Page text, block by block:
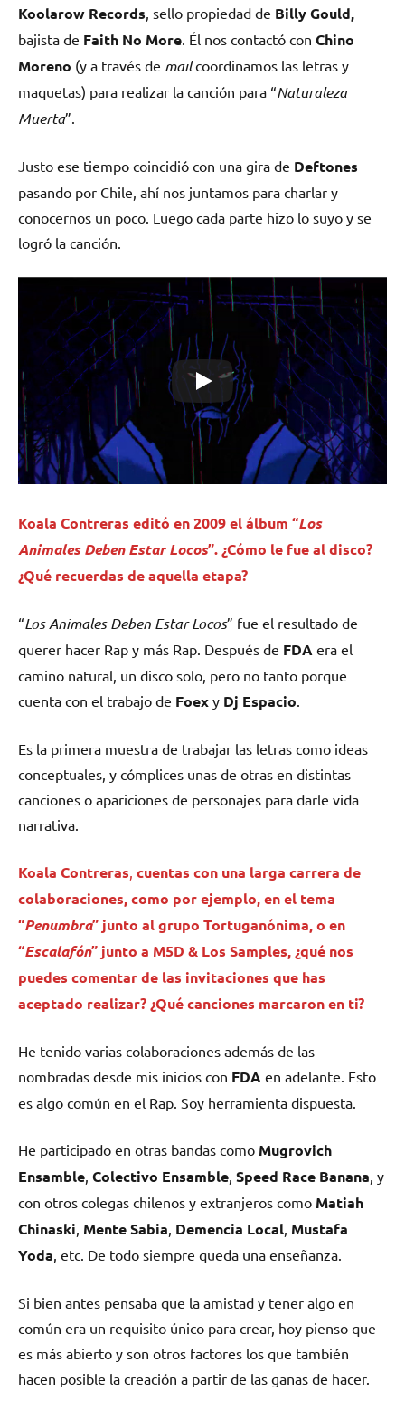
Koolarow Records , sello propiedad de Billy Gould,
bajista de Faith No More . Él nos contactó con Chino
Moreno (y a través de mailcoordinamos las letras y
maquetas) para realizar la canción para “Naturaleza
Muerta”.
Justo ese tiempo coincidió con una gira de Deftones
pasando por Chile, ahí nos juntamos para charlar y
conocernos un poco. Luego cada parte hizo lo suyo y se
logró la canción.
Koala Contreras editó en 2009 el álbum “Los
Animales Deben Estar Locos”. ¿Cómo le fue al disco?
¿Qué recuerdas de aquella etapa?
“Los Animales Deben Estar Locos” fue el resultado de
querer hacer Rap y más Rap. Después de FDA era el
camino natural, un disco solo, pero no tanto porque
cuenta con el trabajo de Foex y Dj Espacio.
Es la primera muestra de trabajar las letras como ideas
conceptuales, y cómplices unas de otras en distintas
canciones o apariciones de personajes para darle vida
narrativa.
Koala Contreras, cuentas con una larga carrera de
colaboraciones, como por ejemplo, en el tema
“Penumbra” junto al grupo Tortuganónima, o en
“Escalafón” junto a M5D & Los Samples, ¿qué nos
puedes comentar de las invitaciones que has
aceptado realizar? ¿Qué canciones marcaron en ti?
He tenido varias colaboraciones además de las
nombradas desde mis inicios con FDA en adelante. Esto
es algo común en el Rap. Soy herramienta dispuesta.
He participado en otras bandas como Mugrovich
Ensamble, Colectivo Ensamble, Speed Race Banana, y
con otros colegas chilenos y extranjeros como Matiah
Chinaski, MenteSabia, Demencia Local, Mustafa
Yoda, etc. De todo siempre queda una enseñanza.
Si bien antes pensaba que la amistad y tener algo en
común era un requisito único para crear, hoy pienso que
es más abierto y son otros factores los que también
hacen posible la creación a partir de las ganas de hacer.